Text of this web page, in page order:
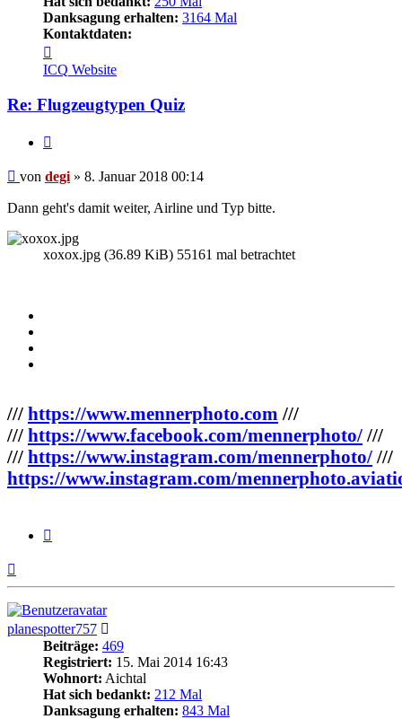
Danksagung erhalten: 3164 Mal
Kontaktdaten:
von
degi
ICQ Website
Re: Flugzeugtypen Quiz
Beitrag
von degi » 8. Januar 2018 00:14
Dann geht's damit weiter, Airline und Typ bitte.
xoxox.jpg (36.89 KiB) 55161 mal betrachtet
/// https://www.mennerphoto.com ///
/// https://www.facebook.com/mennerphoto/ ///
/// https://www.instagram.com/mennerphoto/ ///
https://www.instagram.com/
planespotter757
Beiträge: 469
Registriert: 15. Mai 2014 16:43
Wohnort: Aichtal
Hat sich bedankt: 212 Mal
Danksagung erhalten: 843 Mal